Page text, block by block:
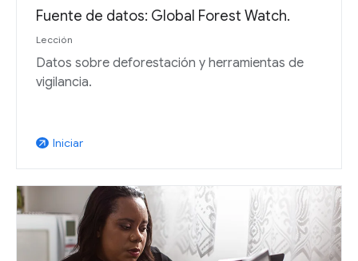
Fuente de datos: Global Forest Watch.
Lección
Datos sobre deforestación y herramientas de
vigilancia.
arrow_outward Iniciar